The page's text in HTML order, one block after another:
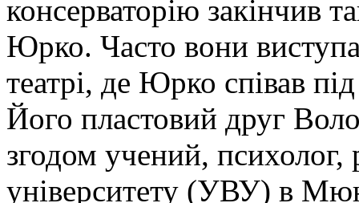
консерваторію закінчив
Юрко. Часто вони
театрі, де Юрко співав
Його пластовий друг
згодом учений, психолог,
університету (УВУ) в